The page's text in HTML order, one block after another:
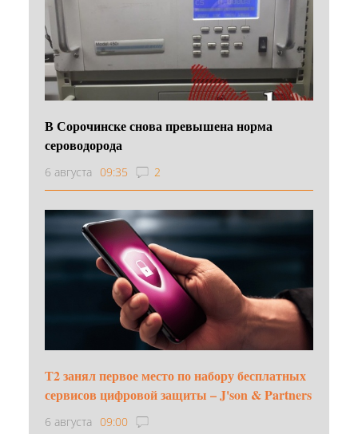
В Сорочинске снова превышена норма
сероводорода
6 августа 09:35 2
Т2 занял первое место по набору бесплатных
сервисов цифровой защиты – J'son & Partners
6 августа 09:00